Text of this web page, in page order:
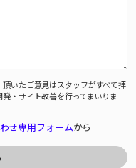
いたご意見はスタッフがすべて拝
・サイト改善を行ってまいりま
せ専用フォームから